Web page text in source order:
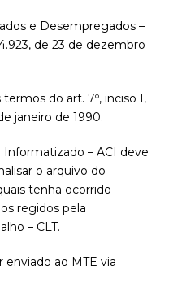
e Desempregados –
de 23 de dezembro
do art. 7º, inciso I,
janeiro de 1990.
Informatizado – ACI deve
o arquivo do
tenha ocorrido
regidos pela
– CLT.
enviado ao MTE via